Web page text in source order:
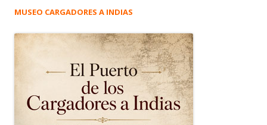
MUSEO CARGADORES A INDIAS